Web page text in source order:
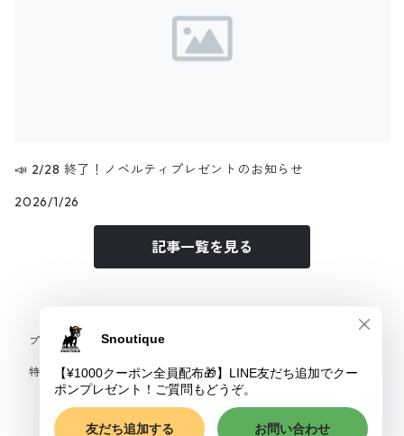
📣 2/28 終了！ノベルティプレゼントのお知らせ
2026/1/26
記事一覧を見る
プライバシーポリシー
特定商取引法に基づく表記
© Snoutique